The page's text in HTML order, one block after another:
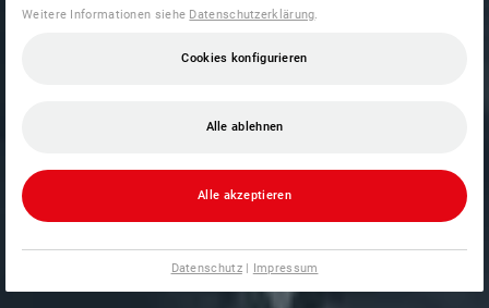
Weitere Informationen siehe Datenschutzerklärung.
Cookies konfigurieren
Alle ablehnen
Alle akzeptieren
Datenschutz| Impressum